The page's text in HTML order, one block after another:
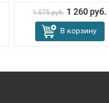
1 575 руб. 1 260 руб.
В корзину